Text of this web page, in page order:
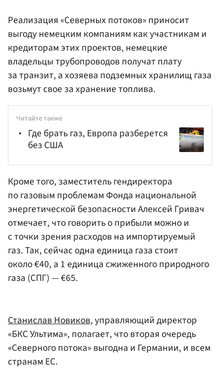
Реализация «Северных потоков» приносит
выгоду немецким компаниям как участникам и
кредиторам этих проектов, немецкие
владельцы трубопроводов получат плату
за транзит, а хозяева подземных хранилищ газа
возьмут свое за хранение топлива.
Читайте также
Где брать газ, Европа разберется
без США
Кроме того, заместитель гендиректора
по газовым проблемам Фонда национальной
энергетической безопасностиАлексей Гривач
отмечает, что говорить о прибыли можно и
с точки зрения расходов на импортируемый
газ. Так, сейчас одна единица газа стоит
около €40, а 1 единица сжиженного природного
газа (СПГ) — €65.
Станислав Новиков, управляющий директор
«БКС Ультима», полагает, что вторая очередь
«Северного потока» выгодна и Германии, и всем
странам ЕС.